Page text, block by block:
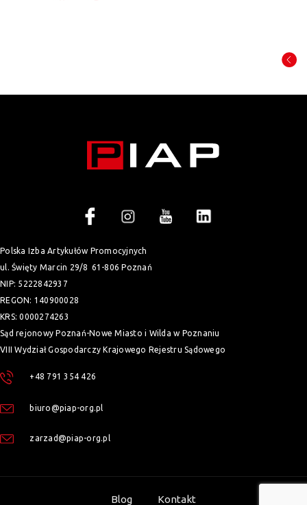
Polska Izba Artykułów Promocyjnych
ul. Święty Marcin 29/8 61-806 Poznań
NIP: 5222842937
REGON: 140900028
KRS: 0000274263
Sąd rejonowy Poznań-Nowe Miasto i Wilda w Poznaniu
VIII Wydział Gospodarczy Krajowego Rejestru Sądowego
+48 791 354 426
biuro@piap-org.pl
zarzad@piap-org.pl
Blog Kontakt